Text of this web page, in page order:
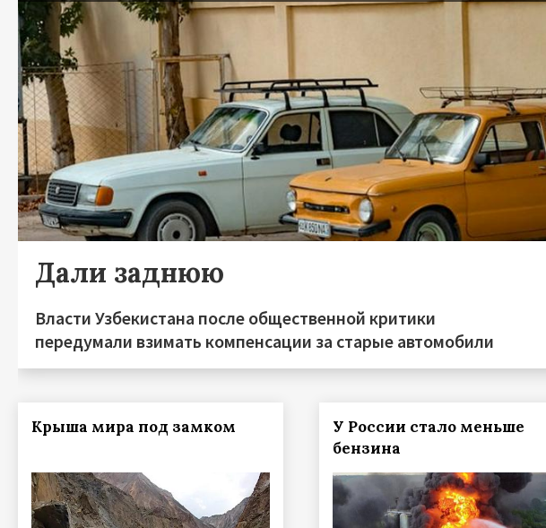
Дали заднюю
Власти Узбекистана после общественной критики
передумали взимать компенсации за старые автомобили
Крыша мира под замком
У России стало меньше
бензина